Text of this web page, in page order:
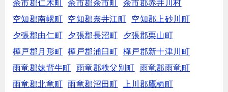
余市郡仁木町
余市郡余市町
余市郡赤井川村
空知郡南幌町
空知郡奈井江町
空知郡上砂川町
夕張郡由仁町
夕張郡長沼町
夕張郡栗山町
樺戸郡月形町
樺戸郡浦臼町
樺戸郡新十津川町
雨竜郡妹背牛町
雨竜郡秩父別町
雨竜郡雨竜町
雨竜郡北竜町
雨竜郡沼田町
上川郡鷹栖町